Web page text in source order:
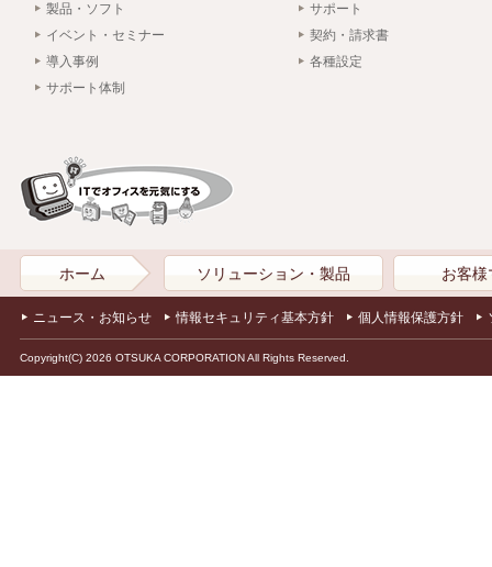
製品・ソフト
イベント・セミナー
導入事例
サポート体制
サポート
契約・請求書
各種設定
ホーム ソリューション・製品 お客様
ニュース・お知らせ 情報セキュリティ基本方針 個人情報保護方針
Copyright(C) 2026 OTSUKA CORPORATION All Rights Reserved.